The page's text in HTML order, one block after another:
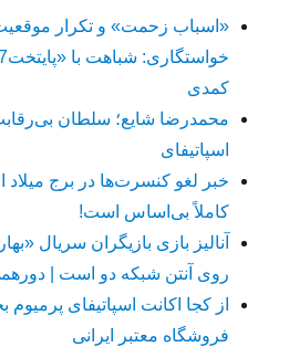
«اسباب زحمت» و تکرار موقعیت
کمدی
محمدرضا شایع؛ سلطان
اسپاتیفای
خبر لغو کنسرت‌ها در برج میلاد
کاملاً بی‌اساس است!
آنالیز بازی بازیگران سریال
روی آنتن شبکه دو است |
فروشگاه معتبر ایرانی